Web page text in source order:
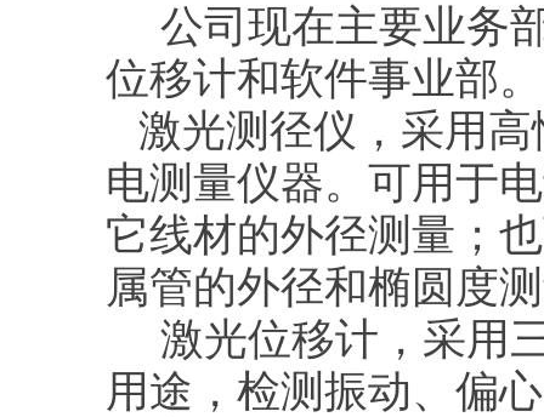
公司现在主要业务
位移计和软件事业部。
激光测径仪，采用高
电测量仪器。可用于
它线材的外径测量；
属管的外径和椭圆度
激光位移计，采用
用途，检测振动、偏